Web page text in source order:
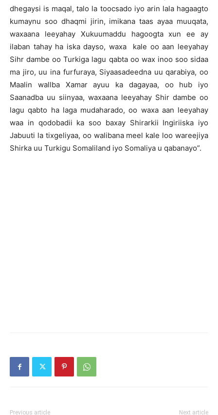
dhegaysi is maqal, talo la toocsado iyo arin lala hagaagto
kumaynu soo dhaqmi jirin, imikana taas ayaa muuqata,
waxaana leeyahay Xukuumaddu hagoogta xun ee ay
ilaban tahay ha iska dayso, waxa kale oo aan leeyahay
Sihr dambe oo Turkiga lagu qabta oo wax inoo soo sidaa
ma jiro, uu ina furfuraya, Siyaasadeedna uu qarabiya, oo
Maalin wallba Xamar ayuu ka dagayaa, oo hub iyo
Saanadba uu siinyaa, waxaana leeyahay Shir dambe oo
lagu qabto ha laga mudaharado, oo waxa aan leeyahay
waa in qodobadii ka soo baxay Shirarkii Ingiriiska iyo
Jabuuti la tixgeliyaa, oo walibana meel kale loo wareejiya
Shirka uu Turkigu Somaliland iyo Somaliya u qabanayo”.
Previous article Next article